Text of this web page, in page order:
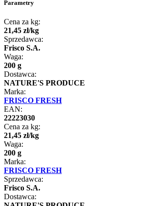
Parametry
Cena za kg:
21,45 zł/kg
Sprzedawca:
Frisco S.A.
Waga:
200 g
Dostawca:
NATURE'S PRODUCE
Marka:
FRISCO FRESH
EAN:
22223030
Cena za kg:
21,45 zł/kg
Waga:
200 g
Marka:
FRISCO FRESH
Sprzedawca:
Frisco S.A.
Dostawca: